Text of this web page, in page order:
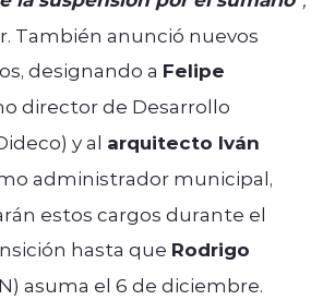
También anunció nuevos
designando a Felipe
director de Desarrollo
y al arquitecto Iván
administrador municipal,
estos cargos durante el
hasta que Rodrigo
asuma el 6 de diciembre.